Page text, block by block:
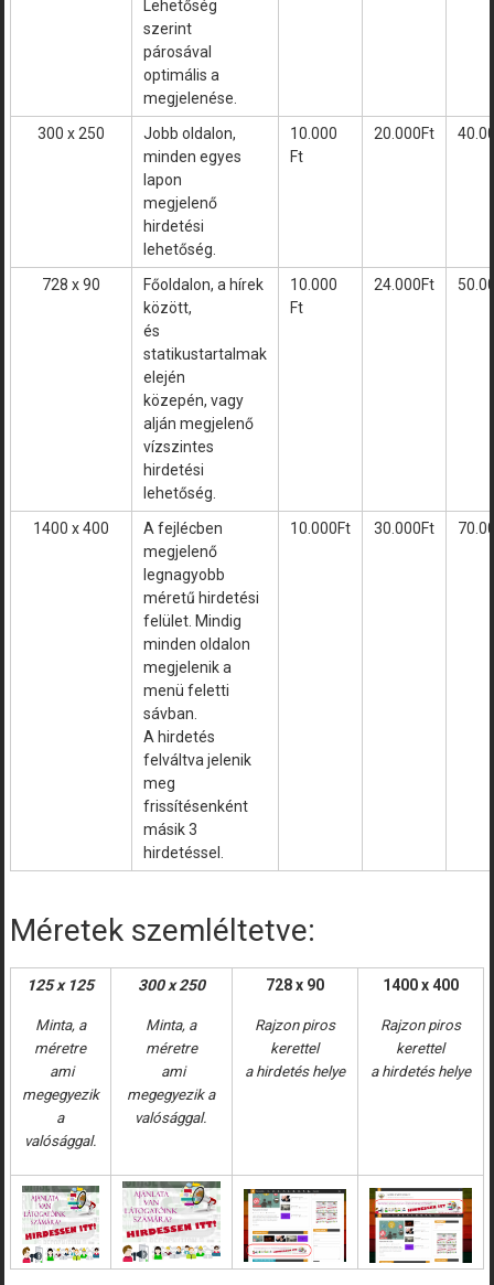
Lehetőség
szerint
párosával
optimális a
megjelenése.
300 x 250
Jobb oldalon,
minden egyes
lapon
megjelenő
hirdetési
lehetőség.
10.000
Ft
20.000Ft
728 x 90
Főoldalon, a hírek
között,
és
statikustartalmak
elején
közepén, vagy
alján megjelenő
vízszintes
hirdetési
lehetőség.
10.000
Ft
24.000Ft
1400 x 400
A fejlécben
megjelenő
legnagyobb
méretű hirdetési
felület. Mindig
minden oldalon
megjelenik a
menü feletti
sávban.
A hirdetés
felváltva jelenik
meg
frissítésenként
másik 3
hirdetéssel.
10.000Ft 30.000Ft
Méretek szemléltetve:
125 x 125
Minta, a
méretre
ami
megegyezik
a
valósággal.
300 x 250
Minta, a
méretre
ami
megegyezik a
valósággal.
728 x 90
Rajzon piros
kerettel
a hirdetés helye
1400 x 400
Rajzon piros
kerettel
a hirdetés helye